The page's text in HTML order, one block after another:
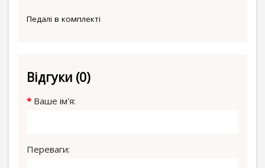
Педалі в комплекті
Відгуки (0)
Ваше ім'я:
Переваги: